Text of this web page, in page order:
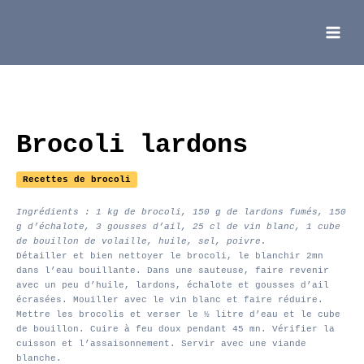
Main
Menu
Brocoli lardons
Recettes de brocoli
Ingrédients : 1 kg de brocoli, 150 g de lardons fumés, 150
g d’échalote, 3 gousses d’ail, 25 cl de vin blanc, 1 cube
de bouillon de volaille, huile, sel, poivre.
Détailler et bien nettoyer le brocoli, le blanchir 2mn
dans l’eau bouillante. Dans une sauteuse, faire revenir
avec un peu d’huile, lardons, échalote et gousses d’ail
écrasées. Mouiller avec le vin blanc et faire réduire.
Mettre les brocolis et verser le ½ litre d’eau et le cube
de bouillon. Cuire à feu doux pendant 45 mn. Vérifier la
cuisson et l’assaisonnement. Servir avec une viande
blanche.